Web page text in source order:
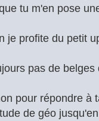
tu m'en pose
je profite du petit
pas de
pour répondre à
de géo